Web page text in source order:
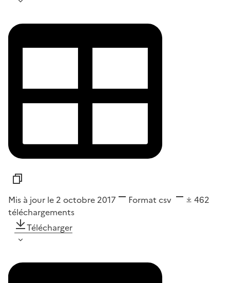
Mis à jour le 2 octobre 2017 Format csv
462
téléchargements
Télécharger